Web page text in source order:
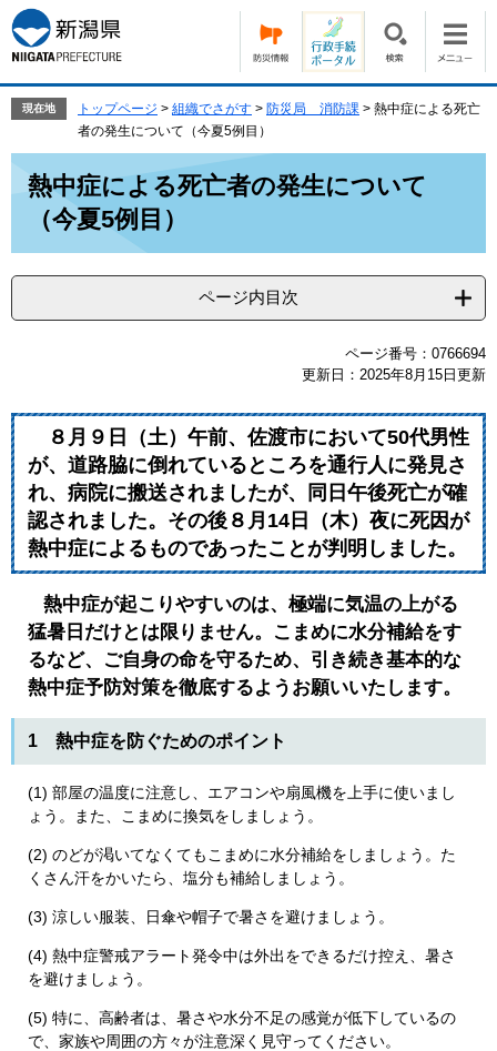
ー
ジ
の
で
す。
ニ
ュ
ー
ば
現在地 トップページ > 組織でさがす > 防災局 消防課 > 熱中症による死亡
者の発生について（今夏5例目）
熱中症による死亡者の発生について
（今夏5例目）
ページ内目次
ページ番号：0766694
更新日：2025年8月15日更新
８月９日（土）午前、佐渡市において50代男性
が、道路脇に倒れているところを通行人に発見さ
れ、病院に搬送されましたが、同日午後死亡が確
認されました。その後８月14日（木）夜に死因が
熱中症によるものであったことが判明しました。
熱中症が起こりやすいのは、極端に気温の上がる
猛暑日だけとは限りません。
こまめに水分補給をす
るなど、ご自身の命を守るため、引き続き基本的な
熱中症予防対策を徹底するようお願いいたします。​
​1 熱中症を防ぐためのポイント
(1) 部屋の温度に注意し、エアコンや扇風機を上手に使いまし
ょう。また、こまめに換気をしましょう。
(2) のどが渇いてなくてもこまめに水分補給をしましょう。た
くさん汗をかいたら、塩分も補給しましょう。
(3) 涼しい服装、日傘や帽子で暑さを避けましょう。
(4) 熱中症警戒アラート発令中は外出をできるだけ控え、暑さ
を避けましょう。
(5) 特に、高齢者は、暑さや水分不足の感覚が低下しているの
で、家族や周囲の方々が注意深く見守ってください。